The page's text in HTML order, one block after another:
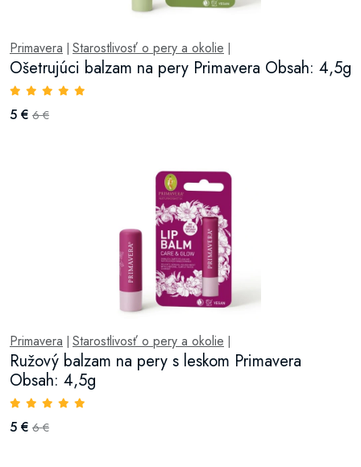
Primavera Starostlivosť o pery a okolie
Ošetrujúci balzam na pery Primavera Obsah: 4,5g
5 € 6 €
Primavera Starostlivosť o pery a okolie
Ružový balzam na pery s leskom Primavera
Obsah: 4,5g
5 € 6 €